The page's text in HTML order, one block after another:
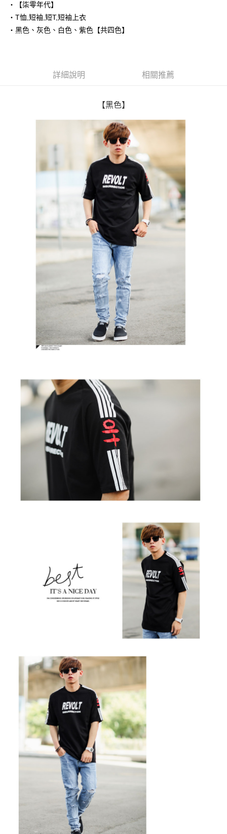
悠遊付
Google Pay
AFTEE先享後付是「在收到商品之後才付款」的支付方式。 讓您購物簡單
２．便利：只要手機號碼，簡訊認證，即可結帳。
【「AFTEE先享後付」結帳流程】
１．於結帳方式選擇「AFTEE先享後付」後，將跳轉至「AFTEE先享後付」
結帳頁面，進行簡訊認證並確認金額後，即可完成結帳。
２．訂單成立數日內，您將收到繳費通知簡訊。
３．收到繳費通知簡訊後14天內，點擊此簡訊中的連結，可透過四大超商／
ATM／網路銀行／等多元方式進行付款，方視為交易完成。
※ 請注意：結帳手續完成當下不需立刻繳費，但若您需要取消訂單，請聯絡
購買商品的店家。未經商家同意取消之訂單仍視為有效，需透過AFTEE先享
後付繳納相關費用。
※ 交易是否成功請以「AFTEE先享後付 」之結帳頁面顯示為準，若有關於
是否繳費成功／繳費後需取消欲退款等相關疑問，請聯繫「AFTEE先享後付
https://netprotections.freshdesk.com/support/home
１．透過由恩沛科技股份有限公司提供之「AFTEE先享後付」服務完成之交
易，需依本服務之必要範圍內提供個人資料，並將交易相關給付款項請求債
權轉讓予恩沛科技股份有限公司。
２．關於個人資料處理事宜，請瀏覽以下網址：
３．未成年的使用者請事先徵得法定代理人或監護人之同意方可使用
「AFTEE先享後付」，若未經同意申辦者引起之損失，本公司不負相關責
４．使用「AFTEE先享後付」時，將依據個別帳號之用戶狀況，依本公司即
時審查核予不同之上限額度；若仍有額度不足之情形，本公司將視審查結果
請求用戶進行身份認證。
每筆NT$80，滿NT$1,800(含以上)免運費
每筆NT$80，滿NT$1,800(含以上)免運費
每筆NT$80，滿NT$1,800(含以上)免運費
先付款後7-11取貨
每筆NT$80，滿NT$1,800(含以上)免運費
每筆NT$120，滿NT$3,000(含以上)免運費
‧【柒零年代】
‧T恤,短袖,短T,短袖上衣
‧黑色、灰色、白色、紫色【共四色】
詳細說明 相關推薦
【黑色】